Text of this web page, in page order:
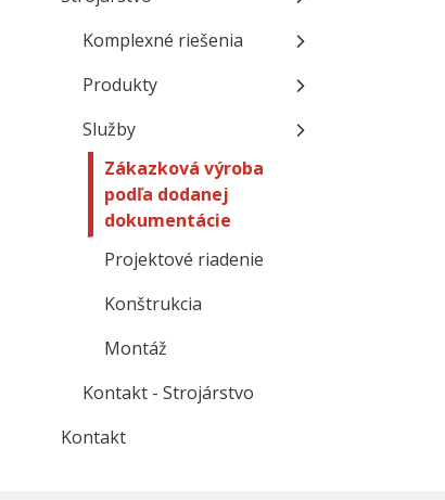
Komplexné riešenia
Produkty
Služby
Zákazková výroba
podľa dodanej
dokumentácie
Projektové riadenie
Konštrukcia
Montáž
Kontakt - Strojárstvo
Kontakt